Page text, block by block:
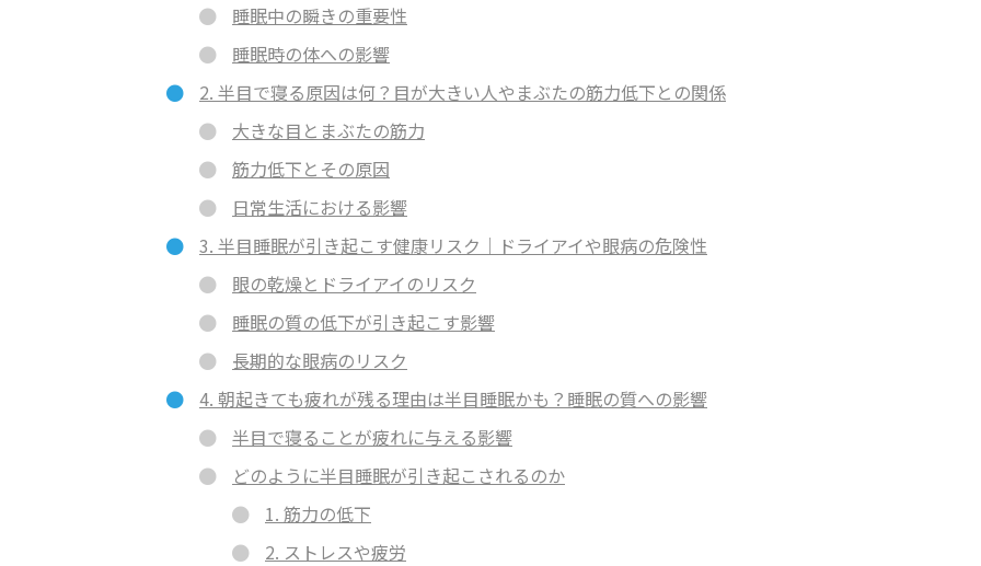
睡眠中の瞬きの重要性
睡眠時の体への影響
2. 半目で寝る原因は何？目が大きい人やまぶたの筋力低下との関係
大きな目とまぶたの筋力
筋力低下とその原因
日常生活における影響
3. 半目睡眠が引き起こす健康リスク｜ドライアイや眼病の危険性
眼の乾燥とドライアイのリスク
睡眠の質の低下が引き起こす影響
長期的な眼病のリスク
4. 朝起きても疲れが残る理由は半目睡眠かも？睡眠の質への影響
半目で寝ることが疲れに与える影響
どのように半目睡眠が引き起こされるのか
1. 筋力の低下
2. ストレスや疲労